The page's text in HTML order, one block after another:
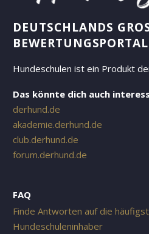
DEUTSCHLANDS
EWERTUNGSPORTAL
Hundeschulen ist ein Produkt
Das könnte dich auch
derhund.de
akademie.derhund.de
club.derhund.de
forum.derhund.de
FAQ
Finde Antworten auf die
Hundeschuleninhaber